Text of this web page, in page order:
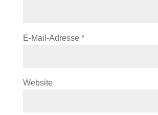
E-Mail-Adresse *
Website